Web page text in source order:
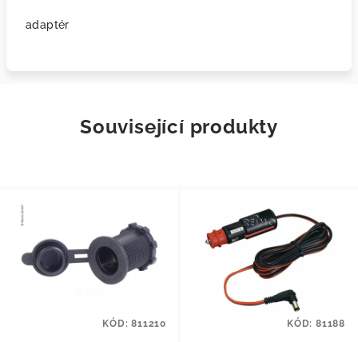
adaptér
Související produkty
KÓD:811210 KÓD: 81188